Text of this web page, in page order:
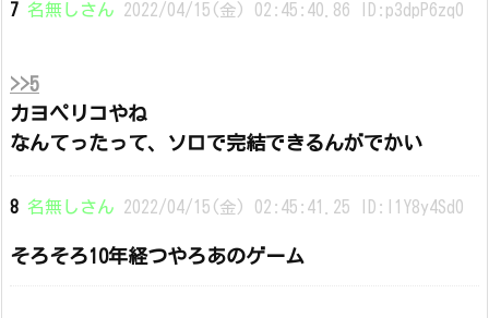
7 名無しさん 2022/04/15(金) 02:45:40.86 ID:p3dpP6zq0
>>5
カヨペリコやね
なんてったって、ソロで完結できるんがでかい
8 名無しさん 2022/04/15(金) 02:45:41.25 ID:l1Y8y4Sd0
そろそろ10年経つやろあのゲーム